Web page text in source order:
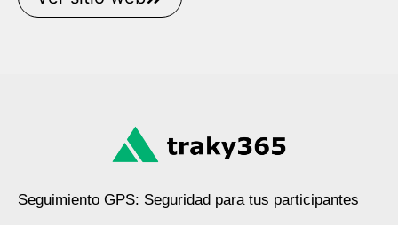
Seguimiento GPS: Seguridad para tus participantes